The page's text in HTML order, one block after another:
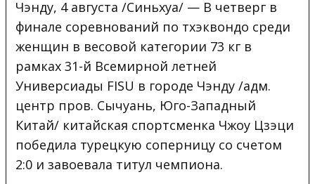
Чэнду, 4 августа /Синьхуа/ — В четверг в
финале соревнований по тхэквондо среди
женщин в весовой категории 73 кг в
рамках 31-й Всемирной летней
Универсиады FISU в городе Чэнду /адм.
центр пров. Сычуань, Юго-Западный
Китай/ китайская спортсменка Чжоу Цзэци
победила турецкую соперницу со счетом
2:0 и завоевала титул чемпиона.